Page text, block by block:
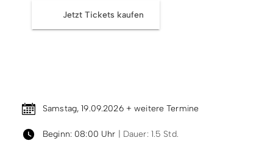
Jetzt Tickets kaufen
Samstag, 19.09.2026 + weitere Termine
Beginn: 08:00 Uhr | Dauer: 1.5 Std.